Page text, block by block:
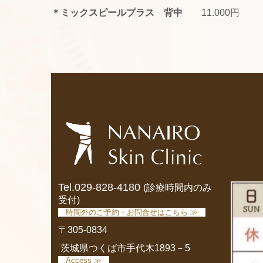
＊ミックスピールプラス 背中 11.000円
Tel.029-828-4180 (診療時間内のみ
受付)
時間外のご予約・お問合せはこちら ≫
〒305-0834
茨城県つくば市手代木1893－5
Access ≫